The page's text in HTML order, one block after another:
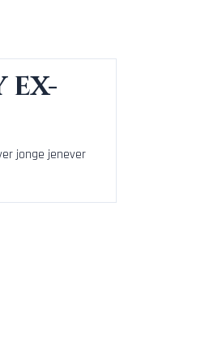
ex-
jonge jenever